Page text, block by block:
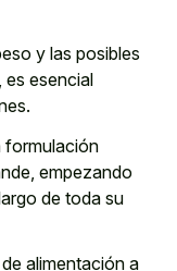
y las posibles
es esencial
formulación
empezando
de toda su
alimentación a